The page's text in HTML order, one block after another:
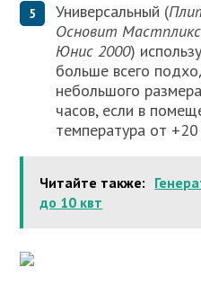
Универсальный (
Основит
Юнис 2000)
больше всего
небольшого
часов, если в
температура от
Читайте также:
до 10 квт